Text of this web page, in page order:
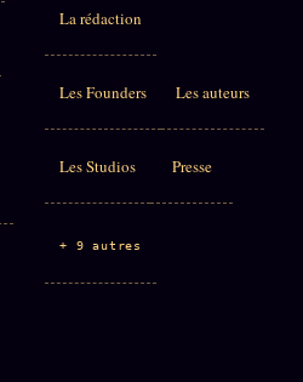
La rédaction
Les Founders Les auteurs
Les Studios Presse
+ 9 autres